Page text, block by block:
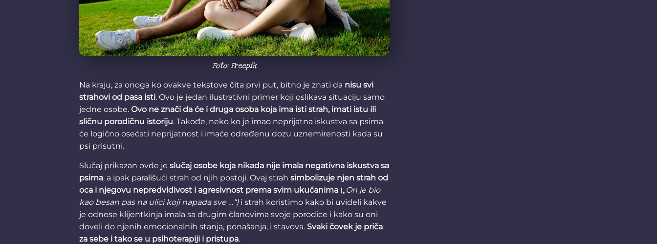
Foto: Freepik
Na kraju, za onoga ko ovakve tekstove čita prvi put, bitno je znati da nisu svi
strahovi od pasa isti. Ovo je jedan ilustrativni primer koji oslikava situaciju samo
jedne osobe. Ovo ne znači da će i druga osoba koja ima isti strah, imati istu ili
sličnu porodičnu istoriju. Takođe, neko ko je imao neprijatna iskustva sa psima
će logično osećati neprijatnost i imaće određenu dozu uznemirenosti kada su
psi prisutni.
Slučaj prikazan ovde je slučaj osobe koja nikada nije imala negativna iskustva sa
psima, a ipak parališući strah od njih postoji. Ovaj strah simbolizuje njen strah od
oca i njegovu nepredvidivost i agresivnost prema svim ukućanima („On je bio
kao besan pas na ulici koji napada sve …“) i strah koristimo kako bi uvideli kakve
je odnose klijentkinja imala sa drugim članovima svoje porodice i kako su oni
doveli do njenih emocionalnih stanja, ponašanja, i stavova. Svaki čovek je priča
za sebe i tako se u psihoterapiji i pristupa.